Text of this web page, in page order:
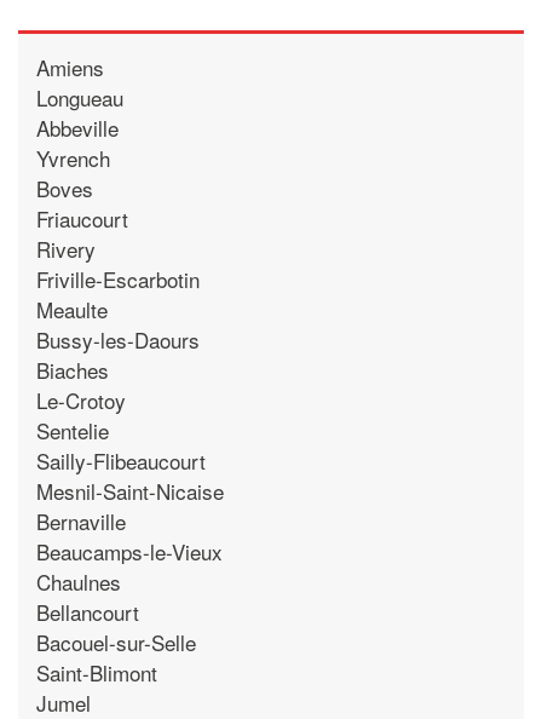
Amiens
Longueau
Abbeville
Yvrench
Boves
Friaucourt
Rivery
Friville-Escarbotin
Meaulte
Bussy-les-Daours
Biaches
Le-Crotoy
Sentelie
Sailly-Flibeaucourt
Mesnil-Saint-Nicaise
Bernaville
Beaucamps-le-Vieux
Chaulnes
Bellancourt
Bacouel-sur-Selle
Saint-Blimont
Jumel